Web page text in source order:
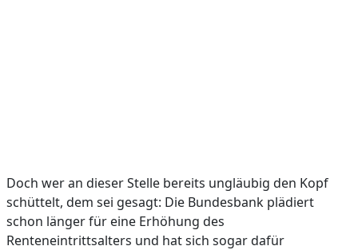
Doch wer an dieser Stelle bereits ungläubig den Kopf
schüttelt, dem sei gesagt: Die Bundesbank plädiert
schon länger für eine Erhöhung des
Renteneintrittsalters und hat sich sogar dafür